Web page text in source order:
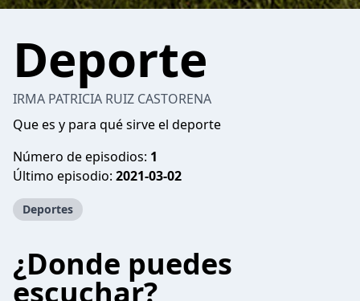
Deporte
IRMA PATRICIA RUIZ CASTORENA
Que es y para qué sirve el deporte
Número de episodios: 1
Último episodio: 2021-03-02
Deportes
¿Donde puedes
escuchar?